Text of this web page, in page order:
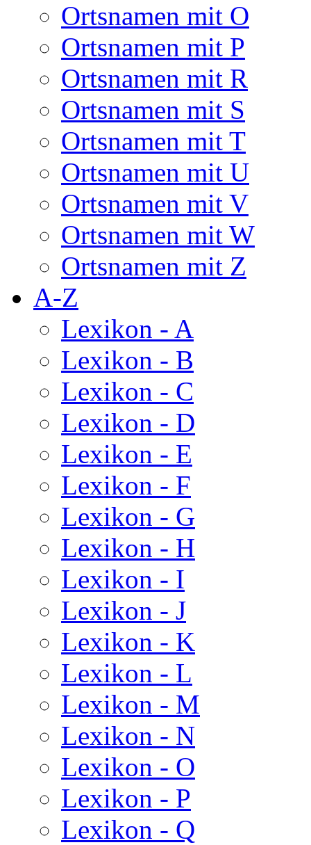
Ortsnamen mit O
Ortsnamen mit P
Ortsnamen mit R
Ortsnamen mit S
Ortsnamen mit T
Ortsnamen mit U
Ortsnamen mit V
Ortsnamen mit W
Ortsnamen mit Z
A-Z
Lexikon - A
Lexikon - B
Lexikon - C
Lexikon - D
Lexikon - E
Lexikon - F
Lexikon - G
Lexikon - H
Lexikon - I
Lexikon - J
Lexikon - K
Lexikon - L
Lexikon - M
Lexikon - N
Lexikon - O
Lexikon - P
Lexikon - Q